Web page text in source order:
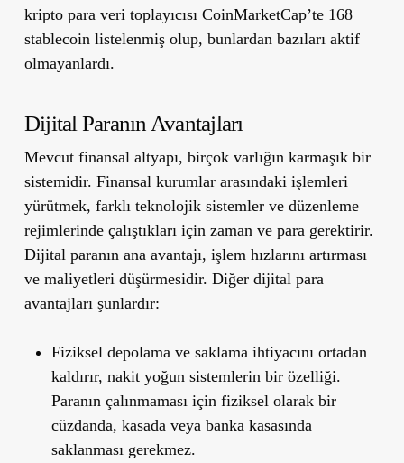
kripto para veri toplayıcısı CoinMarketCap’te 168
stablecoin listelenmiş olup, bunlardan bazıları aktif
olmayanlardı.
Dijital Paranın Avantajları
Mevcut finansal altyapı, birçok varlığın karmaşık bir
sistemidir. Finansal kurumlar arasındaki işlemleri
yürütmek, farklı teknolojik sistemler ve düzenleme
rejimlerinde çalıştıkları için zaman ve para gerektirir.
Dijital paranın ana avantajı, işlem hızlarını artırması
ve maliyetleri düşürmesidir. Diğer dijital para
avantajları şunlardır:
Fiziksel depolama ve saklama ihtiyacını ortadan
kaldırır, nakit yoğun sistemlerin bir özelliği.
Paranın çalınmaması için fiziksel olarak bir
cüzdanda, kasada veya banka kasasında
saklanması gerekmez.